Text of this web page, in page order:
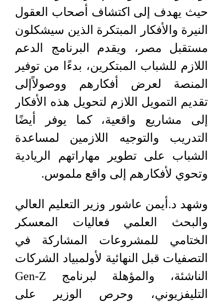
حيث يهدف إلى اكتشاف أصحاب العقول
النيرة والأفكار المبتكرة الذين سيشكلون
مستقبل مصر، ويقدم البرنامج الدعم
اللازم للشباب المبتكرين، بدءًا من توفير
المنصة لعرض أفكارهم ووصولاًإلى
تقديم التمويل اللازم لتحويل هذه الأفكار
إلى مشاريع واقعية، كما يوفر أيضًا
التدريب والتوجيه اللازمين لمساعدة
الشباب على تطوير مهاراتهم الريادية
وتحوي لأفكارهم إلى واقع ملموس.
وشهد د.أيمن عاشور وزير التعليم العالي
والبحث العلمي فعاليات المعسكر
الختامي للمشروعات المشاركة في
التصفيات قبل النهائية لأولمبياد الشركات
الناشئة، والمؤهلة لبرنامج Gen-Z
التليفزيوني، وحرص الوزير على